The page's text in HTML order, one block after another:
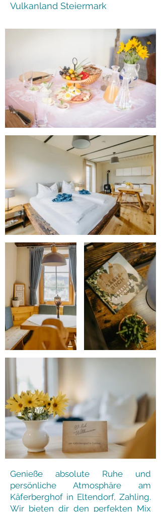
Vulkanland Steiermark
Genieße absolute Ruhe und
persönliche Atmosphäre am
Käferberghof in Eltendorf, Zahling.
Wir bieten dir den perfekten Mix